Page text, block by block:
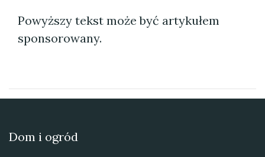
Powyższy tekst może być artykułem
sponsorowany.
Dom i ogród